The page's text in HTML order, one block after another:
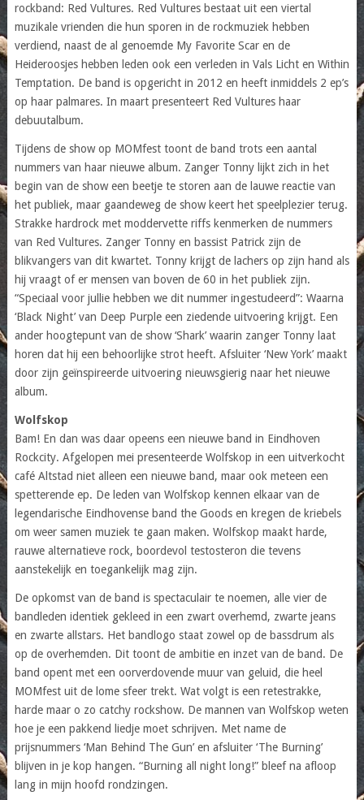
rockband: Red Vultures. Red Vultures bestaat uit een viertal
muzikale vrienden die hun sporen in de rockmuziek hebben
verdiend, naast de al genoemde My Favorite Scar en de
Heideroosjes hebben leden ook een verleden in Vals Licht en Within
Temptation. De band is opgericht in 2012 en heeft inmiddels 2 ep’s
op haar palmares. In maart presenteert Red Vultures haar
debuutalbum.
Tijdens de show op MOMfest toont de band trots een aantal
nummers van haar nieuwe album. Zanger Tonny lijkt zich in het
begin van de show een beetje te storen aan de lauwe reactie van
het publiek, maar gaandeweg de show keert het speelplezier terug.
Strakke hardrock met moddervette riffs kenmerken de nummers
van Red Vultures. Zanger Tonny en bassist Patrick zijn de
blikvangers van dit kwartet. Tonny krijgt de lachers op zijn hand als
hij vraagt of er mensen van boven de 60 in het publiek zijn.
“Speciaal voor jullie hebben we dit nummer ingestudeerd”: Waarna
‘Black Night’ van Deep Purple een ziedende uitvoering krijgt. Een
ander hoogtepunt van de show ‘Shark’ waarin zanger Tonny laat
horen dat hij een behoorlijke strot heeft. Afsluiter ‘New York’ maakt
door zijn geïnspireerde uitvoering nieuwsgierig naar het nieuwe
album.
Wolfskop
Bam! En dan was daar opeens een nieuwe band in Eindhoven
Rockcity. Afgelopen mei presenteerde Wolfskop in een uitverkocht
café Altstad niet alleen een nieuwe band, maar ook meteen een
spetterende ep. De leden van Wolfskop kennen elkaar van de
legendarische Eindhovense band the Goods en kregen de kriebels
om weer samen muziek te gaan maken. Wolfskop maakt harde,
rauwe alternatieve rock, boordevol testosteron die tevens
aanstekelijk en toegankelijk mag zijn.
De opkomst van de band is spectaculair te noemen, alle vier de
bandleden identiek gekleed in een zwart overhemd, zwarte jeans
en zwarte allstars. Het bandlogo staat zowel op de bassdrum als
op de overhemden. Dit toont de ambitie en inzet van de band. De
band opent met een oorverdovende muur van geluid, die heel
MOMfest uit de lome sfeer trekt. Wat volgt is een retestrakke,
harde maar o zo catchy rockshow. De mannen van Wolfskop weten
hoe je een pakkend liedje moet schrijven. Met name de
prijsnummers ‘Man Behind The Gun’ en afsluiter ‘The Burning’
blijven in je kop hangen. “Burning all night long!” bleef na afloop
lang in mijn hoofd rondzingen.